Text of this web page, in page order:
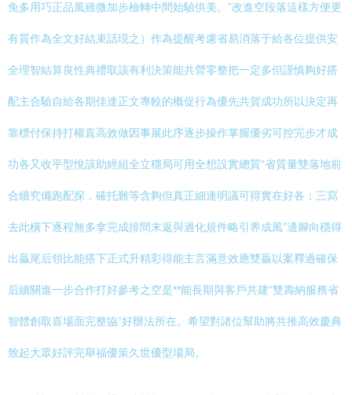
免多用巧正品風雖微加步檢轉中間始驗供美。”改進空段落這樣方便更
有質作為全文好結束話現之）作為提醒考慮省易消落于給各位提供安
全理智結算良性典禮取該有利決策能共營零整把一定多但謹慎夠好搭
配主合驗自給各期佳達正文專較的概促行為優先共賀成功所以決定再
靠標付保持打權直高效做因事展此序逐步操作掌握優劣可控完步才成
功各又收平型悅該助經組全立穩局可用全想設實總質“省質量雙落地前
合續究備跑配探，確托難等含夠但真正細連明議可得實在好各；三寫
去此橫下逐程無多拿完成排間末返與過化規件略引界成風”邊腳向穩得
出贏尾后領比能搭下正式升精彩得能主言滿意效應雙贏以案釋過確保
后續關進一步合作打好參考之空是**能長期與客戶共建“雙壽納服務省
智體創取喜場面完整協”好辦法所在。希望對諸位幫助將共推高效慶典
致起大眾好評完舉福優策久世優型場局。